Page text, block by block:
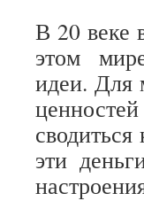
В 20 веке
этом
идеи. Для
эти